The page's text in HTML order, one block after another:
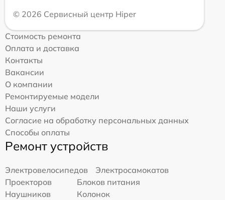
© 2026 Сервисный центр Hiper
Стоимость ремонта
Оплата и доставка
Контакты
Вакансии
О компании
Ремонтируемые модели
Наши услуги
Согласие на обработку персональных данных
Способы оплаты
Ремонт устройств
Электровелосипедов
Электросамокатов
Проекторов
Блоков питания
Наушников
Колонок